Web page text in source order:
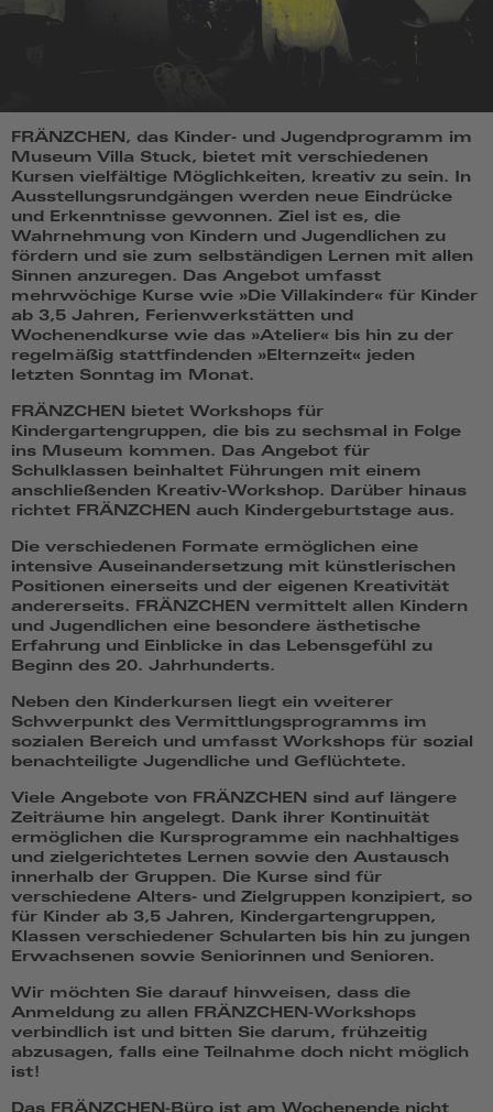
FRÄNZCHEN, das Kinder- und Jugendprogramm im
Museum Villa Stuck, bietet mit verschiedenen
Kursen vielfältige Möglichkeiten, kreativ zu sein. In
Ausstellungsrundgängen werden neue Eindrücke
und Erkenntnisse gewonnen. Ziel ist es, die
Wahrnehmung von Kindern und Jugendlichen zu
fördern und sie zum selbständigen Lernen mit allen
Sinnen anzuregen. Das Angebot umfasst
mehrwöchige Kurse wie »Die Villakinder« für Kinder
ab 3,5 Jahren, Ferienwerkstätten und
Wochenendkurse wie das »Atelier« bis hin zu der
regelmäßig stattfindenden »Elternzeit« jeden
letzten Sonntag im Monat.
FRÄNZCHEN bietet Workshops für
Kindergartengruppen, die bis zu sechsmal in Folge
ins Museum kommen. Das Angebot für
Schulklassen beinhaltet Führungen mit einem
anschließenden Kreativ-Workshop. Darüber hinaus
richtet FRÄNZCHEN auch Kindergeburtstage aus.
Die verschiedenen Formate ermöglichen eine
intensive Auseinandersetzung mit künstlerischen
Positionen einerseits und der eigenen Kreativität
andererseits. FRÄNZCHEN vermittelt allen Kindern
und Jugendlichen eine besondere ästhetische
Erfahrung und Einblicke in das Lebensgefühl zu
Beginn des 20. Jahrhunderts.
Neben den Kinderkursen liegt ein weiterer
Schwerpunkt des Vermittlungsprogramms im
sozialen Bereich und umfasst Workshops für sozial
benachteiligte Jugendliche und Geflüchtete.
Viele Angebote von FRÄNZCHEN sind auf längere
Zeiträume hin angelegt. Dank ihrer Kontinuität
ermöglichen die Kursprogramme ein nachhaltiges
und zielgerichtetes Lernen sowie den Austausch
innerhalb der Gruppen. Die Kurse sind für
verschiedene Alters- und Zielgruppen konzipiert, so
für Kinder ab 3,5 Jahren, Kindergartengruppen,
Klassen verschiedener Schularten bis hin zu jungen
Erwachsenen sowie Seniorinnen und Senioren.
Wir möchten Sie darauf hinweisen, dass die
Anmeldung zu allen FRÄNZCHEN-Workshops
verbindlich ist und bitten Sie darum, frühzeitig
abzusagen, falls eine Teilnahme doch nicht möglich
ist!